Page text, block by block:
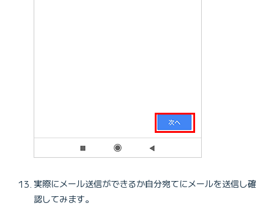
実際にメール送信ができるか自分宛てにメールを送信し確
認してみます。